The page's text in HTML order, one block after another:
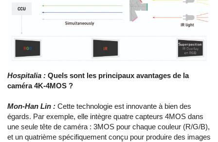
Hospitalia : Quels sont les principaux avantages de la
caméra 4K-4MOS ?
Mon-Han Lin : Cette technologie est innovante à bien des
égards. Par exemple, elle intègre quatre capteurs 4MOS dans
une seule tête de caméra : 3MOS pour chaque couleur (R/G/B),
et un quatrième spécifiquement conçu pour produire des images